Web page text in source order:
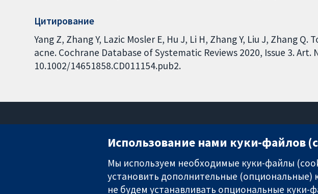
Цитирование
Yang Z, Zhang Y, Lazic Mosler E, Hu J, Li H, Zhang Y, Liu J, Zhang
acne. Cochrane Database of Systematic Reviews 2020, Issue 3. Art.
10.1002/14651858.CD011154.pub2.
Надёжные доказательства
Информированные решения
11-13 Cavendish Square
W1G 0AN
United Kingdom
Использование нами куки-файлов
Мы используем необходимые куки-файлы
установить дополнительные
не будем устанавливать опциональные